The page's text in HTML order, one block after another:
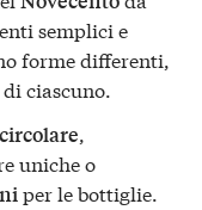
semplici e
forme differenti,
ciascuno.
circolare,
uniche o
per le bottiglie.